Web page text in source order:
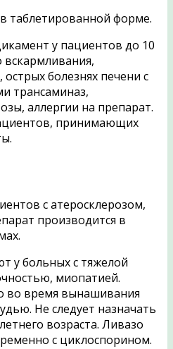
таблетированной форме.
у пациентов до 10
вскармливания,
болезнях печени с
трансаминаз,
аллергии на препарат.
принимающих
с атеросклерозом,
производится в
у больных с тяжелой
миопатией.
во время вынашивания
Не следует назначать
возраста. Ливазо
с циклоспорином.